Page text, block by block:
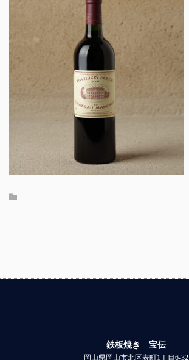
鉄板焼き 宝伝
岡山県岡山市北区表町1丁目6-32